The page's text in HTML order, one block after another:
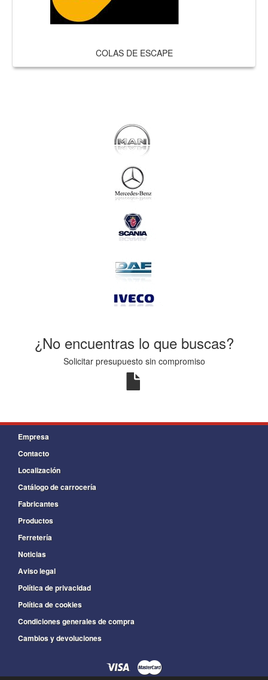
COLAS DE ESCAPE
¿No encuentras lo que buscas?
Solicitar presupuesto sin compromiso
Empresa
Contacto
Localización
Catálogo de carrocería
Fabricantes
Productos
Ferretería
Noticias
Aviso legal
Política de privacidad
Política de cookies
Condiciones generales de compra
Cambios y devoluciones